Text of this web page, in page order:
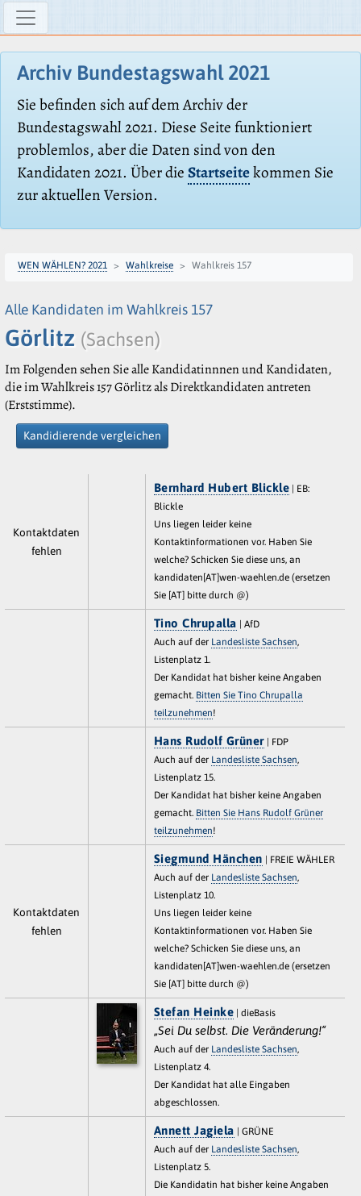
Archiv Bundestagswahl 2021
Sie befinden sich auf dem Archiv der
Bundestagswahl 2021. Diese Seite funktioniert
problemlos, aber die Daten sind von den
Kandidaten 2021. Über dieStartseitekommen Sie
zur aktuellen Version.
WEN WÄHLEN? 2021 Wahlkreise Wahlkreis 157
Alle Kandidaten im Wahlkreis 157
Görlitz (Sachsen)
Im Folgenden sehen Sie alle Kandidatinnnen und Kandidaten,
die im Wahlkreis 157 Görlitz als Direktkandidaten antreten
(Erststimme).
Kandidierende vergleichen
Kontaktdaten
fehlen
Bernhard Hubert Blickle | EB:
Blickle
Uns liegen leider keine
Kontaktinformationen vor. Haben Sie
welche? Schicken Sie diese uns, an
kandidaten[AT]wen-waehlen.de (ersetzen
Sie [AT] bitte durch @)
Tino Chrupalla | AfD
Auch auf der Landesliste Sachsen,
Listenplatz 1.
Der Kandidat hat bisher keine Angaben
gemacht. Bitten Sie Tino Chrupalla
teilzunehmen!
Hans Rudolf Grüner| FDP
Auch auf der Landesliste Sachsen,
Listenplatz 15.
Der Kandidat hat bisher keine Angaben
gemacht. Bitten Sie Hans Rudolf Grüner
teilzunehmen!
Kontaktdaten
fehlen
Siegmund Hänchen | FREIE WÄHLER
Auch auf der Landesliste Sachsen,
Listenplatz 10.
Uns liegen leider keine
Kontaktinformationen vor. Haben Sie
welche? Schicken Sie diese uns, an
kandidaten[AT]wen-waehlen.de (ersetzen
Sie [AT] bitte durch @)
Stefan Heinke | dieBasis
„Sei Du selbst. Die Veränderung!“
Auch auf der Landesliste Sachsen,
Listenplatz 4.
Der Kandidat hat alle Eingaben
abgeschlossen.
Annett Jagiela | GRÜNE
Auch auf der Landesliste Sachsen,
Listenplatz 5.
Die Kandidatin hat bisher keine Angaben